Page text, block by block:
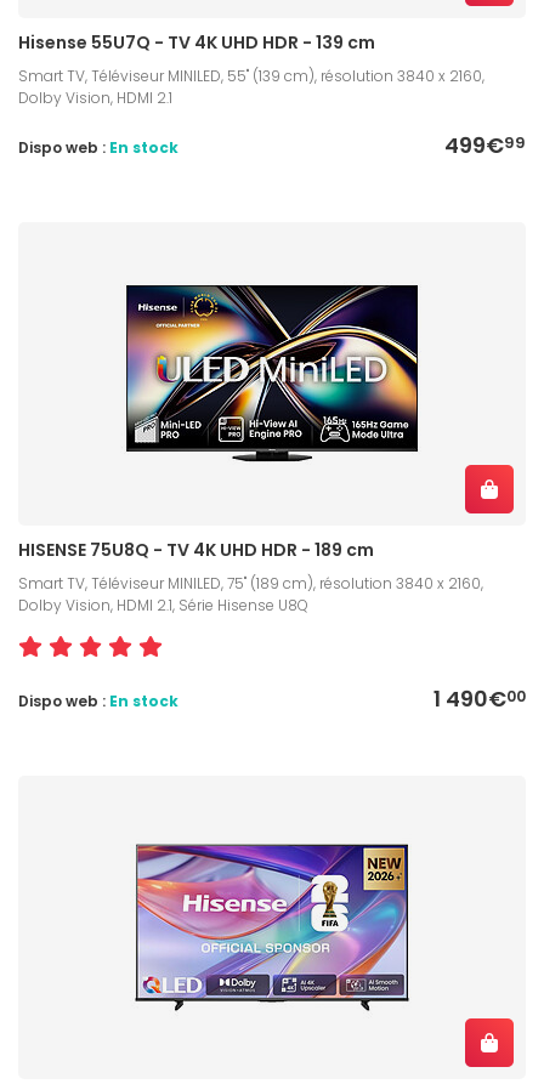
Hisense 55U7Q - TV 4K UHD HDR - 139 cm
Smart TV, Téléviseur MINILED, 55" (139 cm), résolution 3840 x 2160,
Dolby Vision, HDMI 2.1
499€99
Dispo web : En stock
HISENSE 75U8Q - TV 4K UHD HDR - 189 cm
Smart TV, Téléviseur MINILED, 75" (189 cm), résolution 3840 x 2160,
Dolby Vision, HDMI 2.1, Série Hisense U8Q
1 490€00
Dispo web : En stock